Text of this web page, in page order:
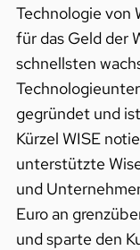
Technologie von
für das Geld der
schnellsten
gegründet und
Kürzel WISE
unterstützte
und
Euro an
und sparte den